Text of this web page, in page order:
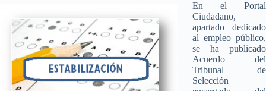
En el Portal
Ciudadano,
apartado dedicado
al empleo público,
se ha publicado
Acuerdo del
Tribunal de
Selección